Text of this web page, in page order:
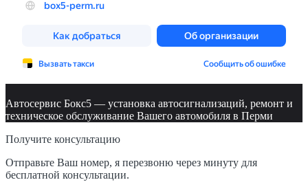
Автосервис Бокс5 — установка автосигнализаций, ремонт и
техническое обслуживание Вашего автомобиля в Перми
Получите консультацию
Отправьте Ваш номер, я перезвоню через минуту для
бесплатной консультации.